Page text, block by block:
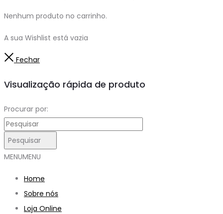
Nenhum produto no carrinho.
A sua Wishlist está vazia
Fechar
Visualização rápida de produto
Procurar por:
Pesquisar
MENUMENU
Home
Sobre nós
Loja Online